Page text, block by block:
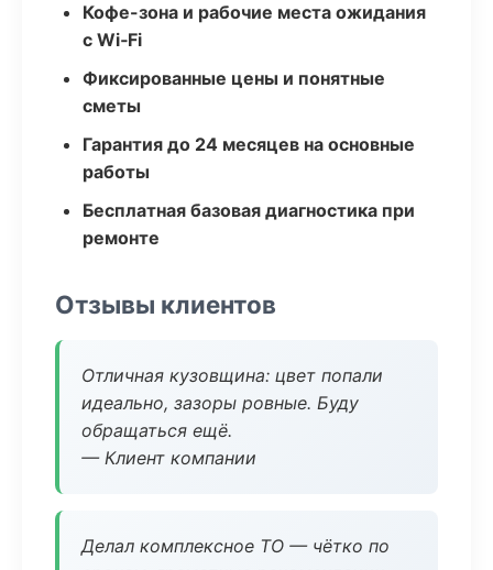
Кофе-зона и рабочие места ожидания
с Wi‑Fi
Фиксированные цены и понятные
сметы
Гарантия до 24 месяцев на основные
работы
Бесплатная базовая диагностика при
ремонте
Отзывы клиентов
Отличная кузовщина: цвет попали
идеально, зазоры ровные. Буду
обращаться ещё.
— Клиент компании
Делал комплексное ТО — чётко по